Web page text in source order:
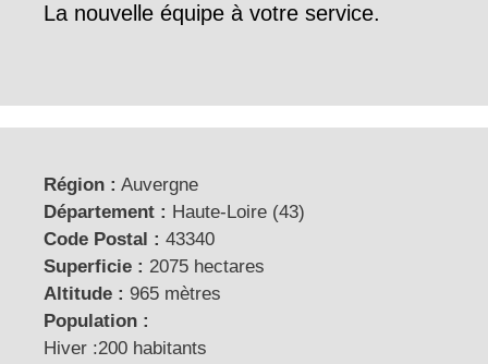
La nouvelle équipe à votre service.
Région : Auvergne
Département : Haute-Loire (43)
Code Postal : 43340
Superficie : 2075 hectares
Altitude : 965 mètres
Population :
Hiver :200 habitants